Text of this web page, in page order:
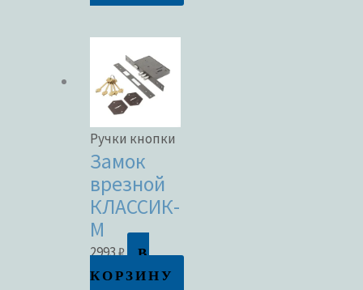
Ручки кнопки
Замок
врезной
КЛАССИК-
М
2993₽
В
КОРЗИНУ